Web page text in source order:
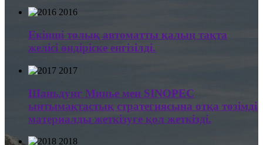
2016
Екінші толық автоматты қалың тақта
желісі өндіріске енгізілді.
2017
Шаньдунг Минье мен SINOPEC
ынтымақтастық стратегиясына отқа төзімді
материалды жеткізуге қол жеткізді.
2018